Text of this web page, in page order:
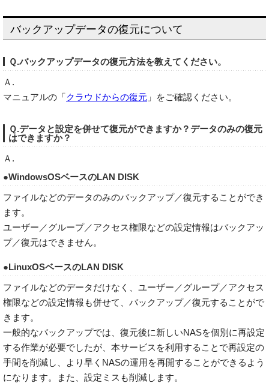
バックアップデータの復元について
Ｑ.バックアップデータの復元方法を教えてください。
Ａ.
マニュアルの「クラウドからの復元 」をご確認ください。
Ｑ.データと設定を併せて復元ができますか？データのみの復元
はできますか？
Ａ.
●WindowsOSベースのLAN DISK
ファイルなどのデータのみのバックアップ／復元することができ
ます。
ユーザー／グループ／アクセス権限などの設定情報はバックアッ
プ／復元はできません。
●LinuxOSベースのLAN DISK
ファイルなどのデータだけなく、ユーザー／グループ／アクセス
権限などの設定情報も併せて、バックアップ／復元することがで
きます。
一般的なバックアップでは、復元後に新しいNASを個別に再設定
する作業が必要でしたが、本サービスを利用することで再設定の
手間を削減し、より早くNASの運用を再開することができるよう
になります。また、設定ミスも削減します。